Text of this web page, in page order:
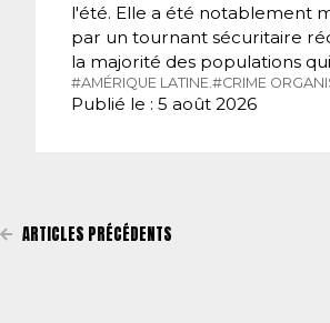
l'été. Elle a été notablement
par un tournant sécuritaire
la majorité des populations
#AMÉRIQUE LATINE. #CRIME
Publié le : 5 août 2026
ARTICLES PRÉCÉDENTS